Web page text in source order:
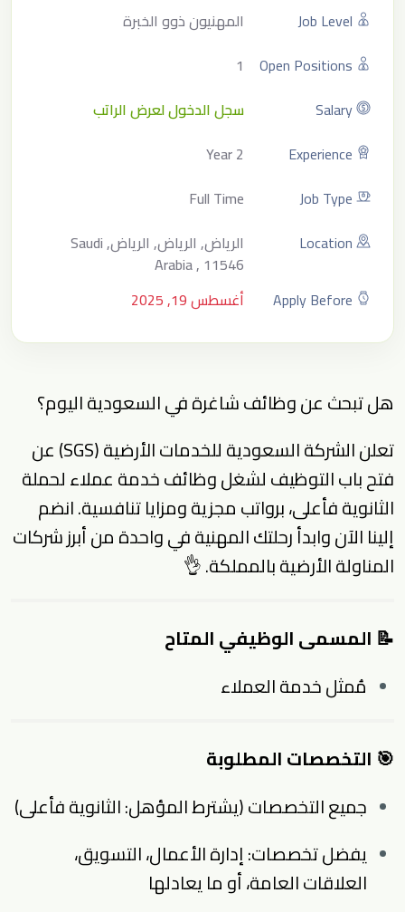
Job Level
المهنيون ذوو الخبرة
Open Positions
1
Salary
سجل الدخول لعرض الراتب
Experience
2 Year
Job Type
Full Time
Location
الرياض, الرياض, الرياض, Saudi
Arabia , 11546
Apply Before
أغسطس 19, 2025
هل تبحث عن وظائف شاغرة في السعودية اليوم؟
تعلن الشركة السعودية للخدمات الأرضية (SGS) عن
فتح باب التوظيف لشغل وظائف خدمة عملاء لحملة
الثانوية فأعلى، برواتب مجزية ومزايا تنافسية. انضم
إلينا الآن وابدأ رحلتك المهنية في واحدة من أبرز شركات
المناولة الأرضية بالمملكة. 👌
📝 المسمى الوظيفي المتاح
مُمثل خدمة العملاء
🎯 التخصصات المطلوبة
جميع التخصصات (يشترط المؤهل: الثانوية فأعلى)
يفضل تخصصات: إدارة الأعمال، التسويق،
العلاقات العامة، أو ما يعادلها